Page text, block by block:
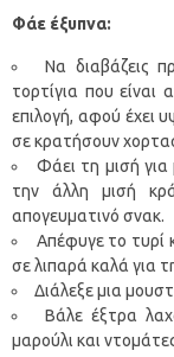
Φάε έξυπνα:
Να διαβάζεις
τορτίγια που είναι
επιλογή, αφού έχει
σε κρατήσουν
Φάει τη μισή
την άλλη μισή
απογευματινό σνακ.
Απέφυγε το τυρί
σε λιπαρά καλά για
Διάλεξε μια
Βάλε έξτρα
μαρούλι και